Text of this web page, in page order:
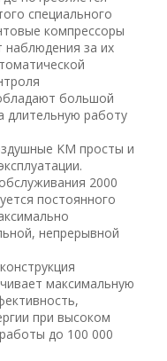
специального
компрессоры
наблюдения за их
большой
длительную работу
KM просты и
2000
постоянного
непрерывной
максимальную
при высоком
до 100 000